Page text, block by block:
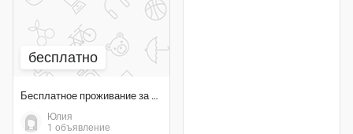
бесплатно
Бесплатное проживание за уход за инвалидом
Юлия
1 объявление